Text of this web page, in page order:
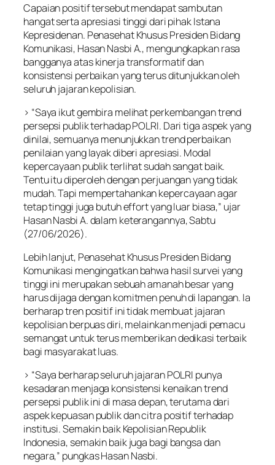
Capaian positif tersebut mendapat sambutan
hangat serta apresiasi tinggi dari pihak Istana
Kepresidenan. Penasehat Khusus Presiden Bidang
Komunikasi, Hasan Nasbi A., mengungkapkan rasa
bangganya atas kinerja transformatif dan
konsistensi perbaikan yang terus ditunjukkan oleh
seluruh jajaran kepolisian.
> “Saya ikut gembira melihat perkembangan trend
persepsi publik terhadap POLRI. Dari tiga aspek yang
dinilai, semuanya menunjukkan trend perbaikan
penilaian yang layak diberi apresiasi. Modal
kepercayaan publik terlihat sudah sangat baik.
Tentu itu diperoleh dengan perjuangan yang tidak
mudah. Tapi mempertahankan kepercayaan agar
tetap tinggi juga butuh effort yang luar biasa,” ujar
Hasan Nasbi A. dalam keterangannya, Sabtu
(27/06/2026).
Lebih lanjut, Penasehat Khusus Presiden Bidang
Komunikasi mengingatkan bahwa hasil survei yang
tinggi ini merupakan sebuah amanah besar yang
harus dijaga dengan komitmen penuh di lapangan. Ia
berharap tren positif ini tidak membuat jajaran
kepolisian berpuas diri, melainkan menjadi pemacu
semangat untuk terus memberikan dedikasi terbaik
bagi masyarakat luas.
> “Saya berharap seluruh jajaran POLRI punya
kesadaran menjaga konsistensi kenaikan trend
persepsi publik ini di masa depan, terutama dari
aspek kepuasan publik dan citra positif terhadap
institusi. Semakin baik Kepolisian Republik
Indonesia, semakin baik juga bagi bangsa dan
negara,” pungkas Hasan Nasbi.